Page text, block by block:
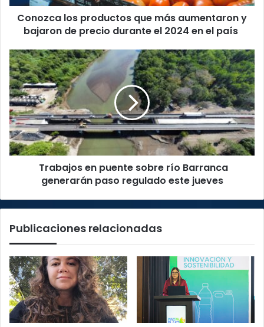
de
precio
durante
2024
en
el
país
Conozca los productos que más aumentaron y
bajaron de precio durante el 2024 en el país
Trabajos
en
puente
sobre
río
Barranca
generarán
paso
regulado
Trabajos en puente sobre río Barranca
generarán paso regulado este jueves
Publicaciones relacionadas